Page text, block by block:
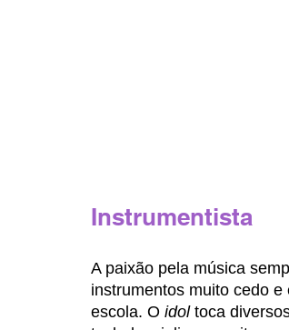
Instrumentista
A paixão pela música
instrumentos muito cedo
escola. O idol toca